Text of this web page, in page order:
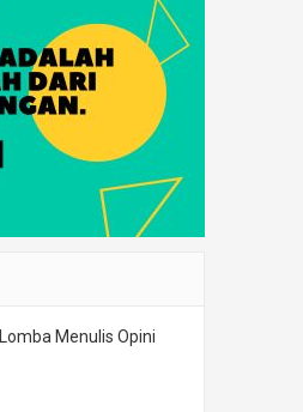
Lomba Menulis Opini